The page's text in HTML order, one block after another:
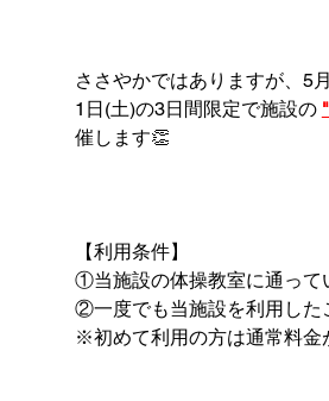
ささやかではありますが、5
1日(土)の3日間限定で施設の
催します👏
【利用条件】
①当施設の体操教室に通って
②一度でも当施設を利用した
※初めて利用の方は通常料金